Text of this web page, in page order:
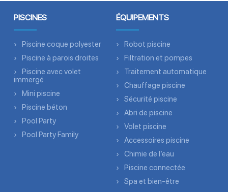
PISCINES
Piscine coque polyester
Piscine à parois droites
Piscine avec volet
immergé
Mini piscine
Piscine béton
Pool Party
Pool Party Family
ÉQUIPEMENTS
Robot piscine
Filtration et pompes
Traitement automatique
Chauffage piscine
Sécurité piscine
Abri de piscine
Volet piscine
Accessoires piscine
Chimie de l’eau
Piscine connectée
Spa et bien-être